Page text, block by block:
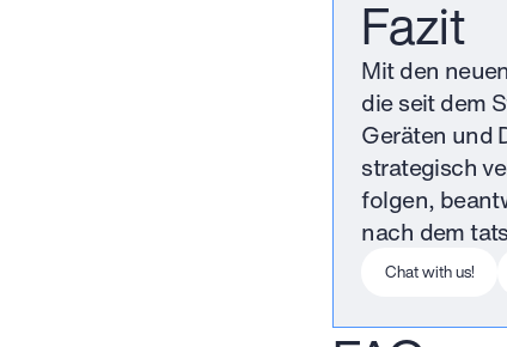
Fazit
Mit den
die seit dem
Geräten und
strategisch
folgen,
nach dem
Chat with us!